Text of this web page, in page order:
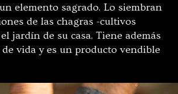
elemento sagrado. Lo siembran
de las chagras -cultivos
jardín de su casa. Tiene además
vida y es un producto vendible